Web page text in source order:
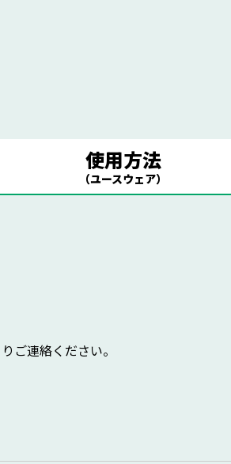
使用方法
（ユースウェア）
ご連絡ください。